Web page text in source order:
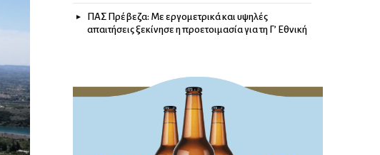
ΠΑΣ Πρέβεζα: Με εργομετρικά και υψηλές
απαιτήσεις ξεκίνησε η προετοιμασία για τη Γ’ Εθνική